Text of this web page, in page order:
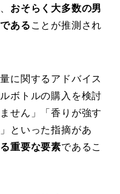
おそらく大多数の男
ある ことが推測され
に関するアドバイス
ボトルの購入を検討
せん」「香りが強す
といった指摘があ
重要な要素であるこ